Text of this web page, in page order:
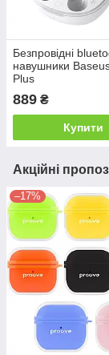
Безпровідні
навушники
Plus
889 ₴
Купити
Акційні
–17%